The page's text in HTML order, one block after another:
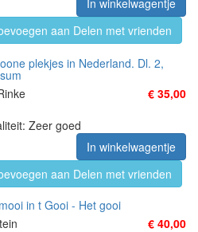
In winkelwagentje
aan Delen met vrienden
plekjes in Nederland. Dl. 2,
€ 35,00
Zeer goed
In winkelwagentje
aan Delen met vrienden
in t Gooi - Het gooi
€ 40,00